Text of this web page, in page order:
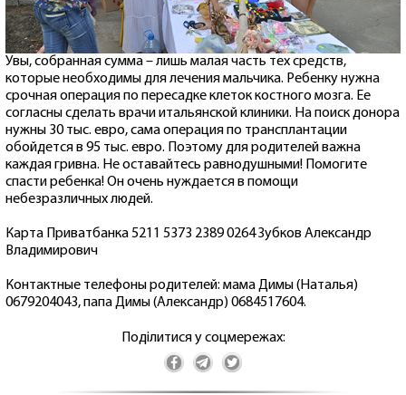
Увы, собранная сумма – лишь малая часть тех средств,
которые необходимы для лечения мальчика. Ребенку нужна
срочная операция по пересадке клеток костного мозга. Ее
согласны сделать врачи итальянской клиники. На поиск донора
нужны 30 тыс. евро, сама операция по трансплантации
обойдется в 95 тыс. евро. Поэтому для родителей важна
каждая гривна. Не оставайтесь равнодушными! Помогите
спасти ребенка! Он очень нуждается в помощи
небезразличных людей.
Карта Приватбанка 5211 5373 2389 0264 Зубков Александр
Владимирович
Контактные телефоны родителей: мама Димы (Наталья)
0679204043, папа Димы (Александр) 0684517604.
Поділитися у соцмережах: